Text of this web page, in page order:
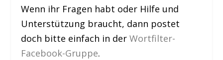
Wenn ihr Fragen habt oder Hilfe und
Unterstützung braucht, dann postet
doch bitte einfach in derWortfilter-
Facebook-Gruppe.